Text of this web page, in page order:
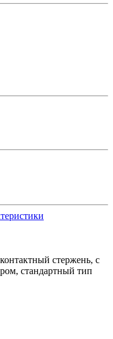
стержень, с
стандартный тип